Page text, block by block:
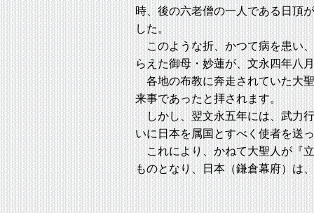
時、後の六老僧の一人である日頂
した。
このような折、かつて病を患い
らえた御母・妙蓮が、文永四年八
各地の布教に奔走されていた大
来事であったと拝されます。
しかし、翌文永五年には、武力
いに日本を属国とすべく使者を送
これにより、かねて大聖人が『
ものとなり、日本（鎌倉幕府）は